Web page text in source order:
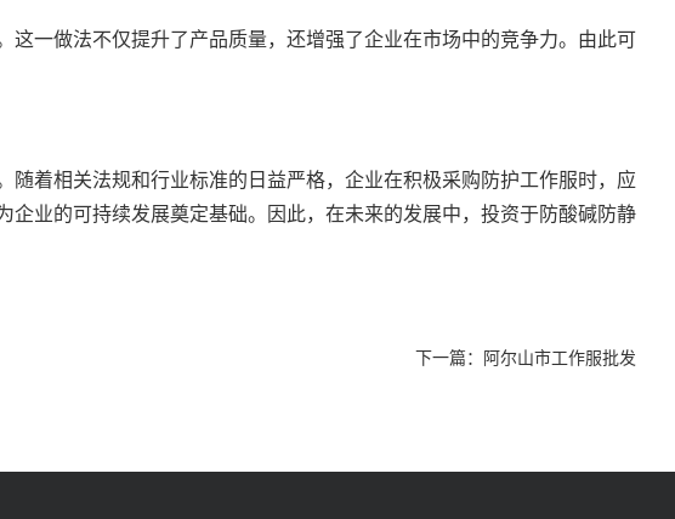
一做法不仅提升了产品质量，还增强了企业在市场中的竞争力。由此可
着相关法规和行业标准的日益严格，企业在积极采购防护工作服时，应
业的可持续发展奠定基础。因此，在未来的发展中，投资于防酸碱防静
下一篇： 阿尔山市工作服批发